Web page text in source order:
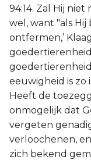
94:14. Zal Hij
wel, want "als Hij
ontfermen,’
eeuwigheid is zo
Heeft de
onmogelijk dat
vergeten
verloochenen,
zich bekend